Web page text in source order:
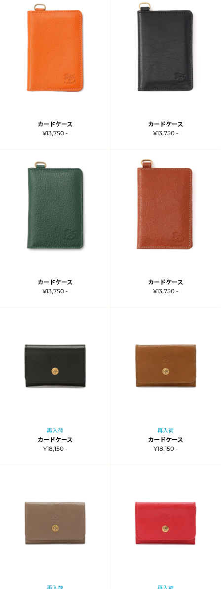
カードケース
¥13,750 -
カードケース
¥13,750 -
カードケース
¥13,750 -
カードケース
¥13,750 -
再入荷
カードケース
¥18,150 -
再入荷
カードケース
¥18,150 -